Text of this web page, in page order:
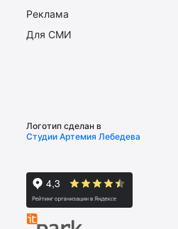
Реклама
Для СМИ
Логотип сделан в
Студии Артемия Лебедева